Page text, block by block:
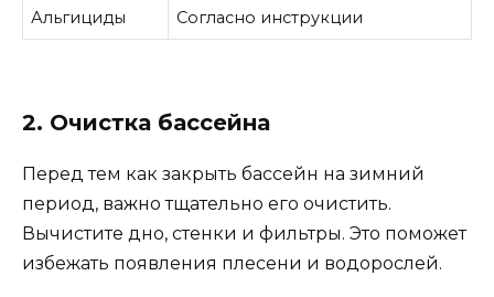
Альгициды Согласно инструкции
2. Очистка бассейна
Перед тем как закрыть бассейн на зимний
период, важно тщательно его очистить.
Вычистите дно, стенки и фильтры. Это поможет
избежать появления плесени и водорослей.